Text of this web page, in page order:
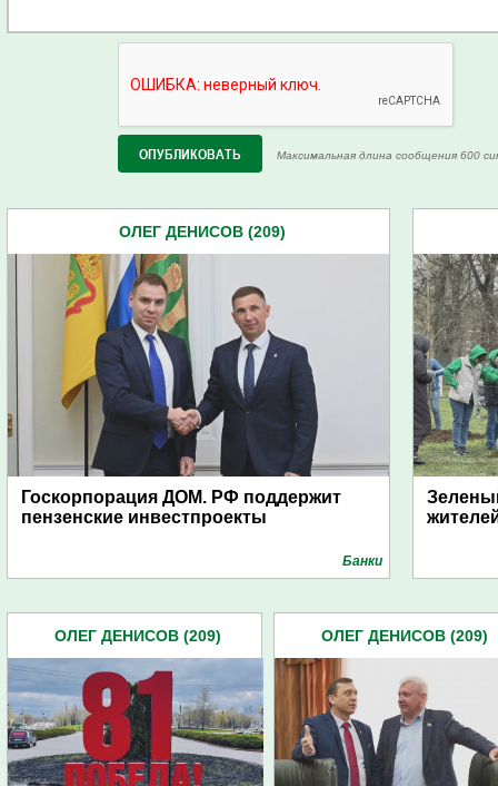
Максимальная длина сообщения 600
ОЛЕГ ДЕНИСОВ (209)
Госкорпорация ДОМ. РФ поддержит
пензенские инвестпроекты
Банки
ОЛЕГ ДЕНИСОВ (209) ОЛЕГ ДЕНИСОВ (209)